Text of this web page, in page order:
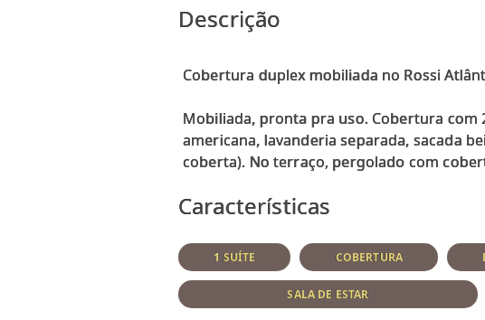
Descrição
Cobertura duplex mobiliada no Rossi
Mobiliada, pronta pra uso. Cobertura
americana, lavanderia separada, sacada
Características
1 SUÍTE COBERTURA
SALA DE ESTAR